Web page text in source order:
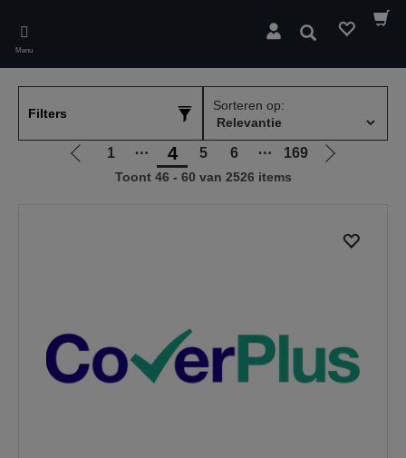
main
content
Menu
Zoeken
Filters
Sorteren op:
Ga
1 ⋯ 4 5 6 ⋯ 169
Ga
pagina
Toont 46 - 60 van 2526 items